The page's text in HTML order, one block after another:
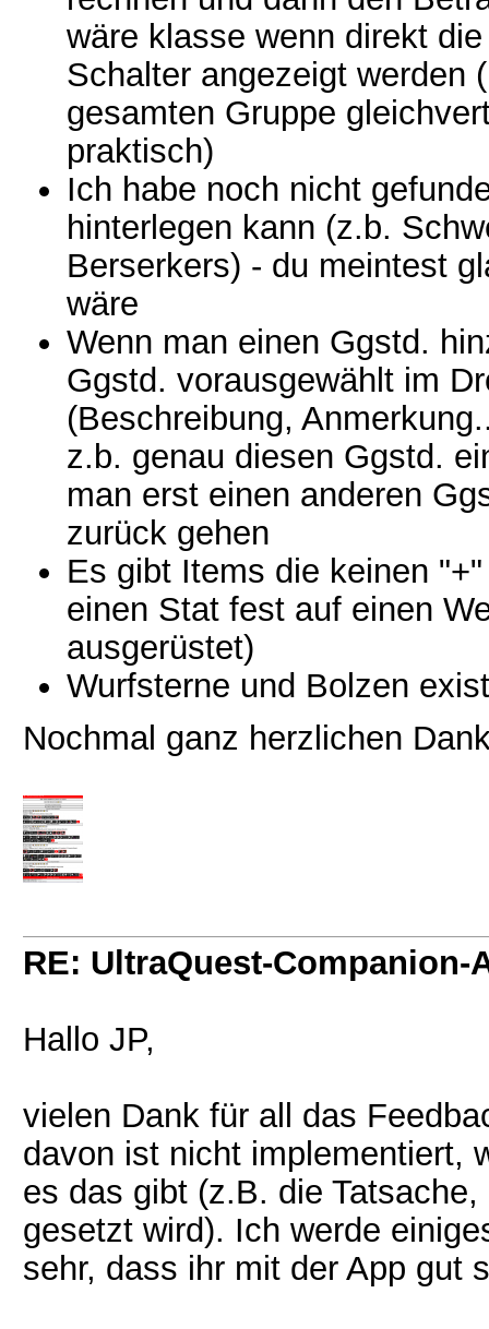
wäre klasse wenn direkt
Schalter angezeigt werden
gesamten Gruppe
praktisch)
Ich habe noch nicht
hinterlegen kann (z.b.
Berserkers) - du meintest
wäre
Wenn man einen Ggstd.
Ggstd. vorausgewählt im
(Beschreibung,
z.b. genau diesen Ggstd.
man erst einen anderen
zurück gehen
Es gibt Items die keinen
einen Stat fest auf einen
ausgerüstet)
Wurfsterne und Bolzen
Nochmal ganz herzlichen
RE: UltraQuest-Companion-
Hallo JP,
vielen Dank für all das
davon ist nicht implementiert,
es das gibt (z.B. die
gesetzt wird). Ich werde
sehr, dass ihr mit der App gut